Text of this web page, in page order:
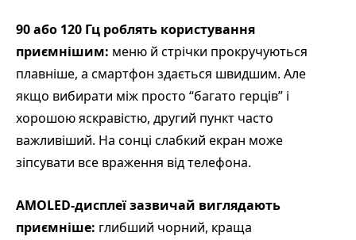
90 або 120 Гц роблять користування
приємнішим: меню й стрічки прокручуються
плавніше, а смартфон здається швидшим. Але
якщо вибирати між просто “багато герців” і
хорошою яскравістю, другий пункт часто
важливіший. На сонці слабкий екран може
зіпсувати все враження від телефона.
AMOLED-дисплеї зазвичай виглядають
приємніше: глибший чорний, краща